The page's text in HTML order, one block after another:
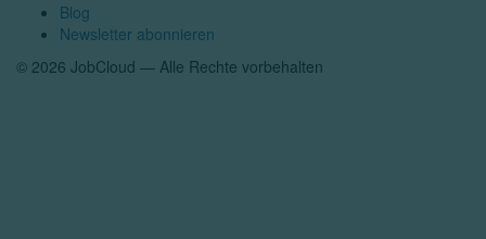
Blog
Newsletter abonnieren
© 2026 JobCloud — Alle Rechte vorbehalten